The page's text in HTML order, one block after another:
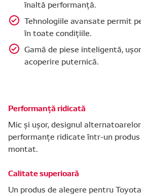
înaltă performanță.
Tehnologiile avansate permit
în toate condițiile.
Gamă de piese inteligentă,
acoperire puternică.
Performanță ridicată
Mic și ușor, designul
performanțe ridicate într-un
montat.
Calitate superioară
Un produs de alegere pentru